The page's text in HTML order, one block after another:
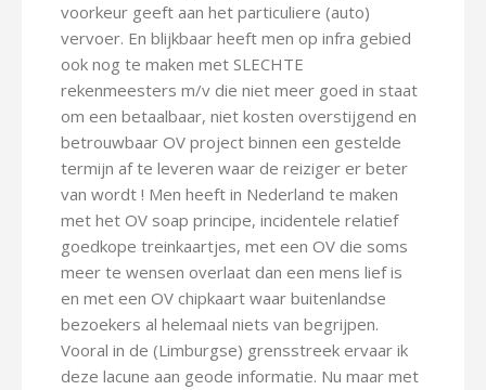
voorkeur geeft aan het particuliere (auto)
vervoer. En blijkbaar heeft men op infra gebied
ook nog te maken met SLECHTE
rekenmeesters m/v die niet meer goed in staat
om een betaalbaar, niet kosten overstijgend en
betrouwbaar OV project binnen een gestelde
termijn af te leveren waar de reiziger er beter
van wordt ! Men heeft in Nederland te maken
met het OV soap principe, incidentele relatief
goedkope treinkaartjes, met een OV die soms
meer te wensen overlaat dan een mens lief is
en met een OV chipkaart waar buitenlandse
bezoekers al helemaal niets van begrijpen.
Vooral in de (Limburgse) grensstreek ervaar ik
deze lacune aan geode informatie. Nu maar met